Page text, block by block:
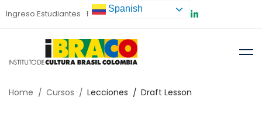
Ingreso Estudiantes Preinscripción
Home Cursos Lecciones Draft Lesson
Spanish